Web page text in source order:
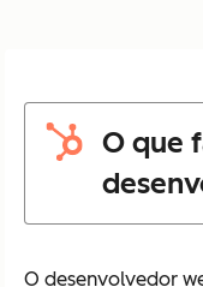
O que
O desenvolvedor